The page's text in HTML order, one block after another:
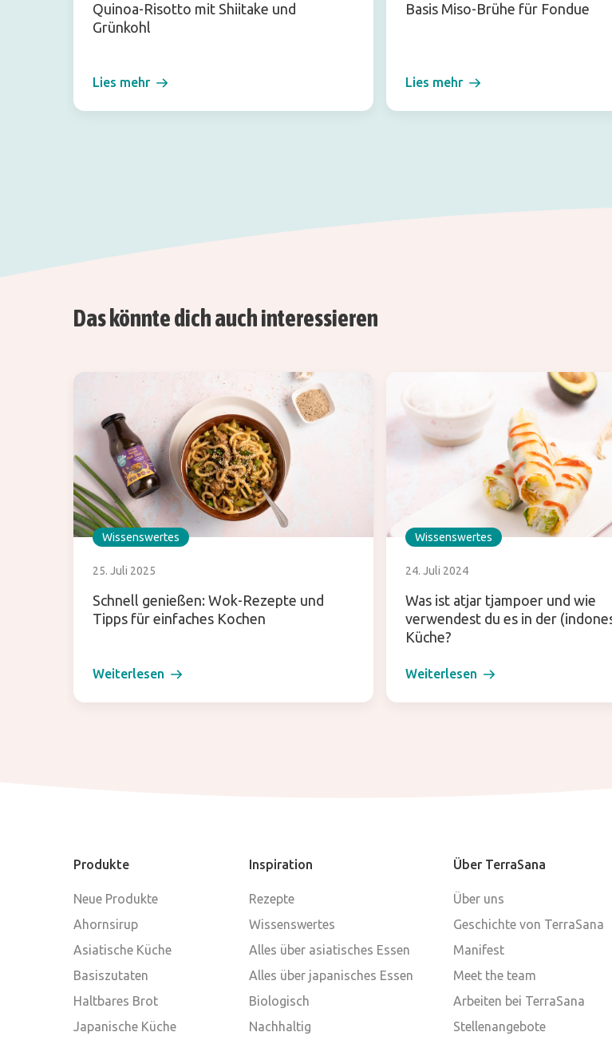
Quinoa-Risotto mit Shiitake und
Grünkohl
Lies mehr
Basis Miso-Brühe für Fondue
Lies mehr
Das könnte dich auch interessieren
Wissenswertes
25. Juli 2025
Schnell genießen: Wok-Rezepte und
Tipps für einfaches Kochen
Weiterlesen
Wissenswertes
24. Juli 2024
Was ist atjar tjampoer und wie
verwendest du es in der
Küche?
Weiterlesen
Produkte
Neue Produkte
Ahornsirup
Asiatische Küche
Basiszutaten
Haltbares Brot
Japanische Küche
Inspiration
Rezepte
Wissenswertes
Alles über asiatisches Essen
Alles über japanisches Essen
Biologisch
Nachhaltig
Über TerraSana
Über uns
Geschichte von TerraSana
Manifest
Meet the team
Arbeiten bei TerraSana
Stellenangebote